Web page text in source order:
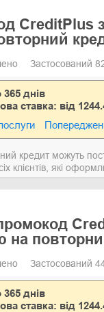
CreditPlus
Застосований
днів
ставка: від
кредит можуть
клієнтів, які
на
Застосований
днів
ставка: від